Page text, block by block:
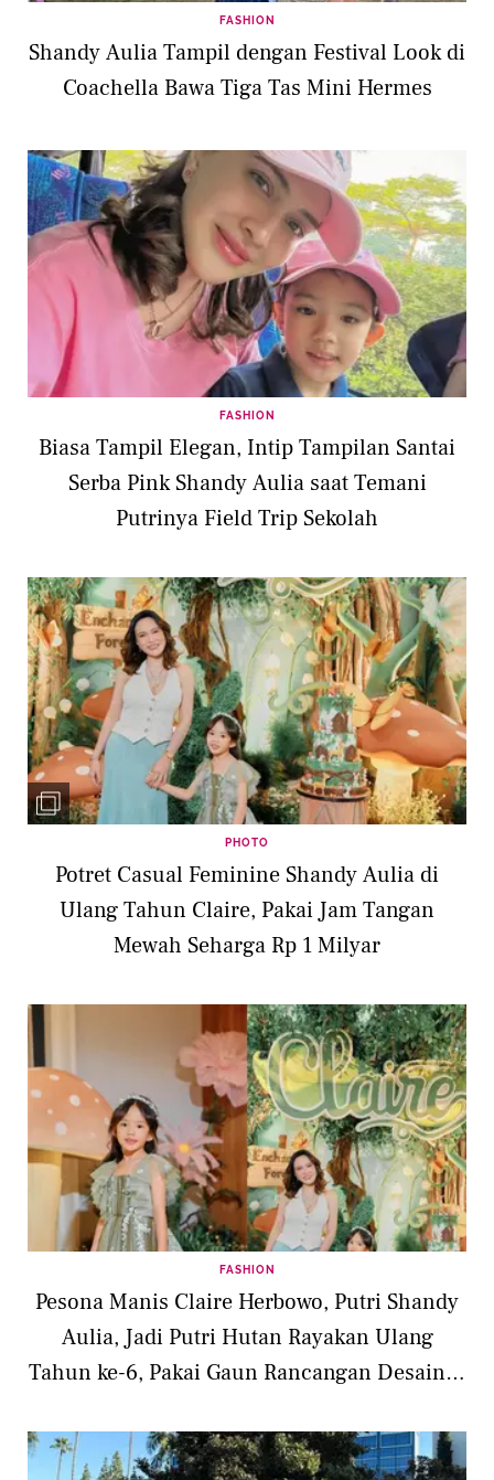
FASHION
Shandy Aulia Tampil dengan Festival Look di
Coachella Bawa Tiga Tas Mini Hermes
FASHION
Biasa Tampil Elegan, Intip Tampilan Santai
Serba Pink Shandy Aulia saat Temani
Putrinya Field Trip Sekolah
PHOTO
Potret Casual Feminine Shandy Aulia di
Ulang Tahun Claire, Pakai Jam Tangan
Mewah Seharga Rp 1 Milyar
FASHION
Pesona Manis Claire Herbowo, Putri Shandy
Aulia, Jadi Putri Hutan Rayakan Ulang
Tahun ke-6, Pakai Gaun Rancangan Desainer